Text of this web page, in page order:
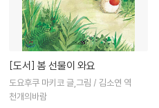
[도서] 봄 선물이 와요
도요후쿠 마키코 글,그림 / 김소연 역
천개의바람